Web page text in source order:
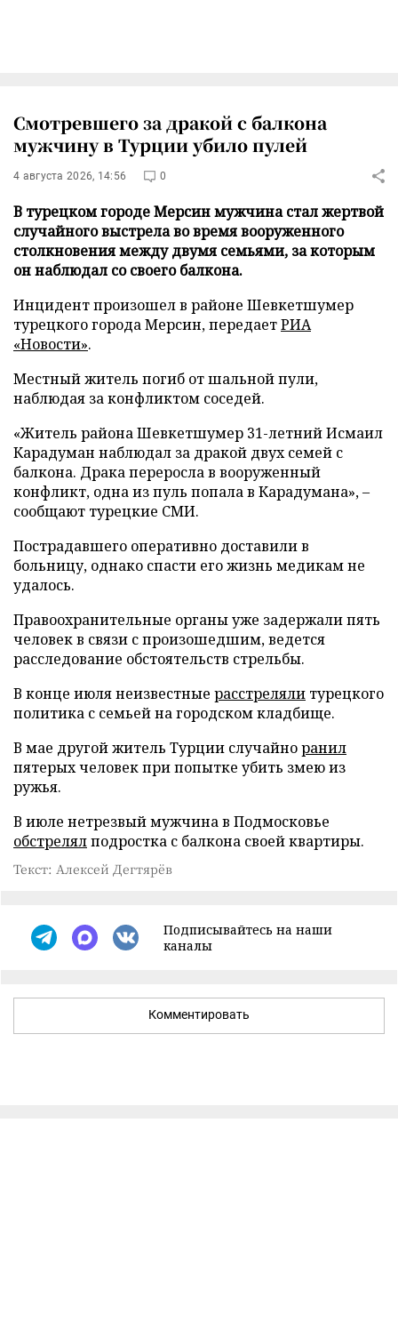
Смотревшего за дракой с балкона
мужчину в Турции убило пулей
4 августа 2026, 14:56 0
В турецком городе Мерсин мужчина стал жертвой
случайного выстрела во время вооруженного
столкновения между двумя семьями, за которым
он наблюдал со своего балкона.
Инцидент произошел в районе Шевкетшумер
турецкого города Мерсин, передаетРИА
«Новости».
Местный житель погиб от шальной пули,
наблюдая за конфликтом соседей.
«Житель района Шевкетшумер 31-летний Исмаил
Карадуман наблюдал за дракой двух семей с
балкона. Драка переросла в вооруженный
конфликт, одна из пуль попала в Карадумана», –
сообщают турецкие СМИ.
Пострадавшего оперативно доставили в
больницу, однако спасти его жизнь медикам не
удалось.
Правоохранительные органы уже задержали пять
человек в связи с произошедшим, ведется
расследование обстоятельств стрельбы.
В конце июля неизвестные расстреляли турецкого
политика с семьей на городском кладбище.
В мае другой житель Турции случайноранил
пятерых человек при попытке убить змею из
ружья.
В июле нетрезвый мужчина в Подмосковье
обстрелялподростка с балкона своей квартиры.
Текст: Алексей Дегтярёв
Подписывайтесь на наши
каналы
Комментировать